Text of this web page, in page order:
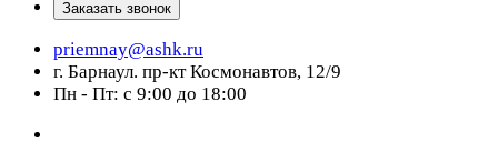
Заказать звонок
priemnay@ashk.ru
г. Барнаул. пр-кт Космонавтов, 12/9
Пн - Пт: с 9:00 до 18:00